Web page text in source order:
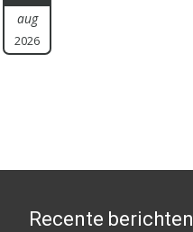
aug
2026
Recente berichten